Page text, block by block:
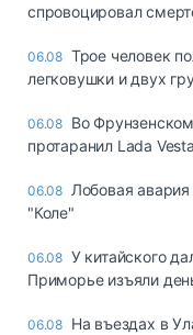
спровоцировал
06.08 Трое человек
легковушки и двух
06.08 Во
протаранил Lada Vesta
06.08 Лобовая
"Коле"
06.08 У китайского
Приморье изъяли
06.08 Ha въeздax в